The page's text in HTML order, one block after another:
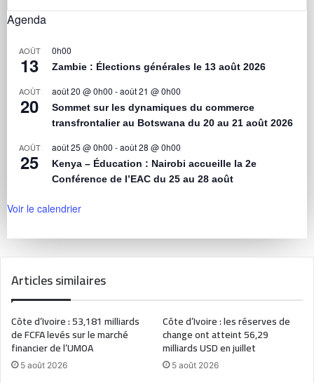
Agenda
AOÛT
13
0h00
Zambie : Élections générales le 13 août 2026
AOÛT
20
août 20 @ 0h00 -août 21 @ 0h00
Sommet sur les dynamiques du commerce
transfrontalier au Botswana du 20 au 21 août 2026
AOÛT
25
août 25 @ 0h00 -août 28 @ 0h00
Kenya – Éducation : Nairobi accueille la 2e
Conférence de l’EAC du 25 au 28 août
Voir le calendrier
Articles similaires
Côte d’Ivoire : 53,181 milliards
de FCFA levés sur le marché
financier de l’UMOA
5 août 2026
Côte d’Ivoire : les réserves de
change ont atteint 56,29
milliards USD en juillet
5 août 2026